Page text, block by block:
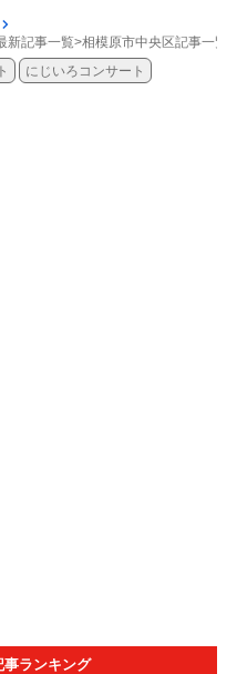
新記事一覧>相模原市中央区記事一覧
にじいろコンサート
事ランキング